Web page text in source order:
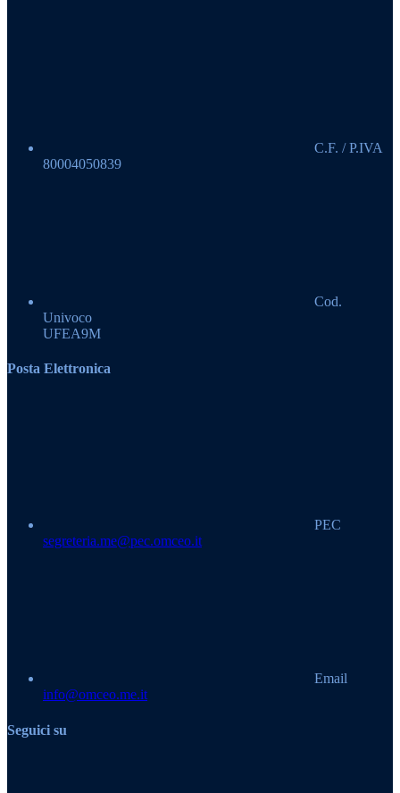
C.F. / P.IVA
80004050839
Cod.
Univoco
UFEA9M
Posta Elettronica
PEC
segreteria.me@pec.omceo.it
Email
info@omceo.me.it
Seguici su